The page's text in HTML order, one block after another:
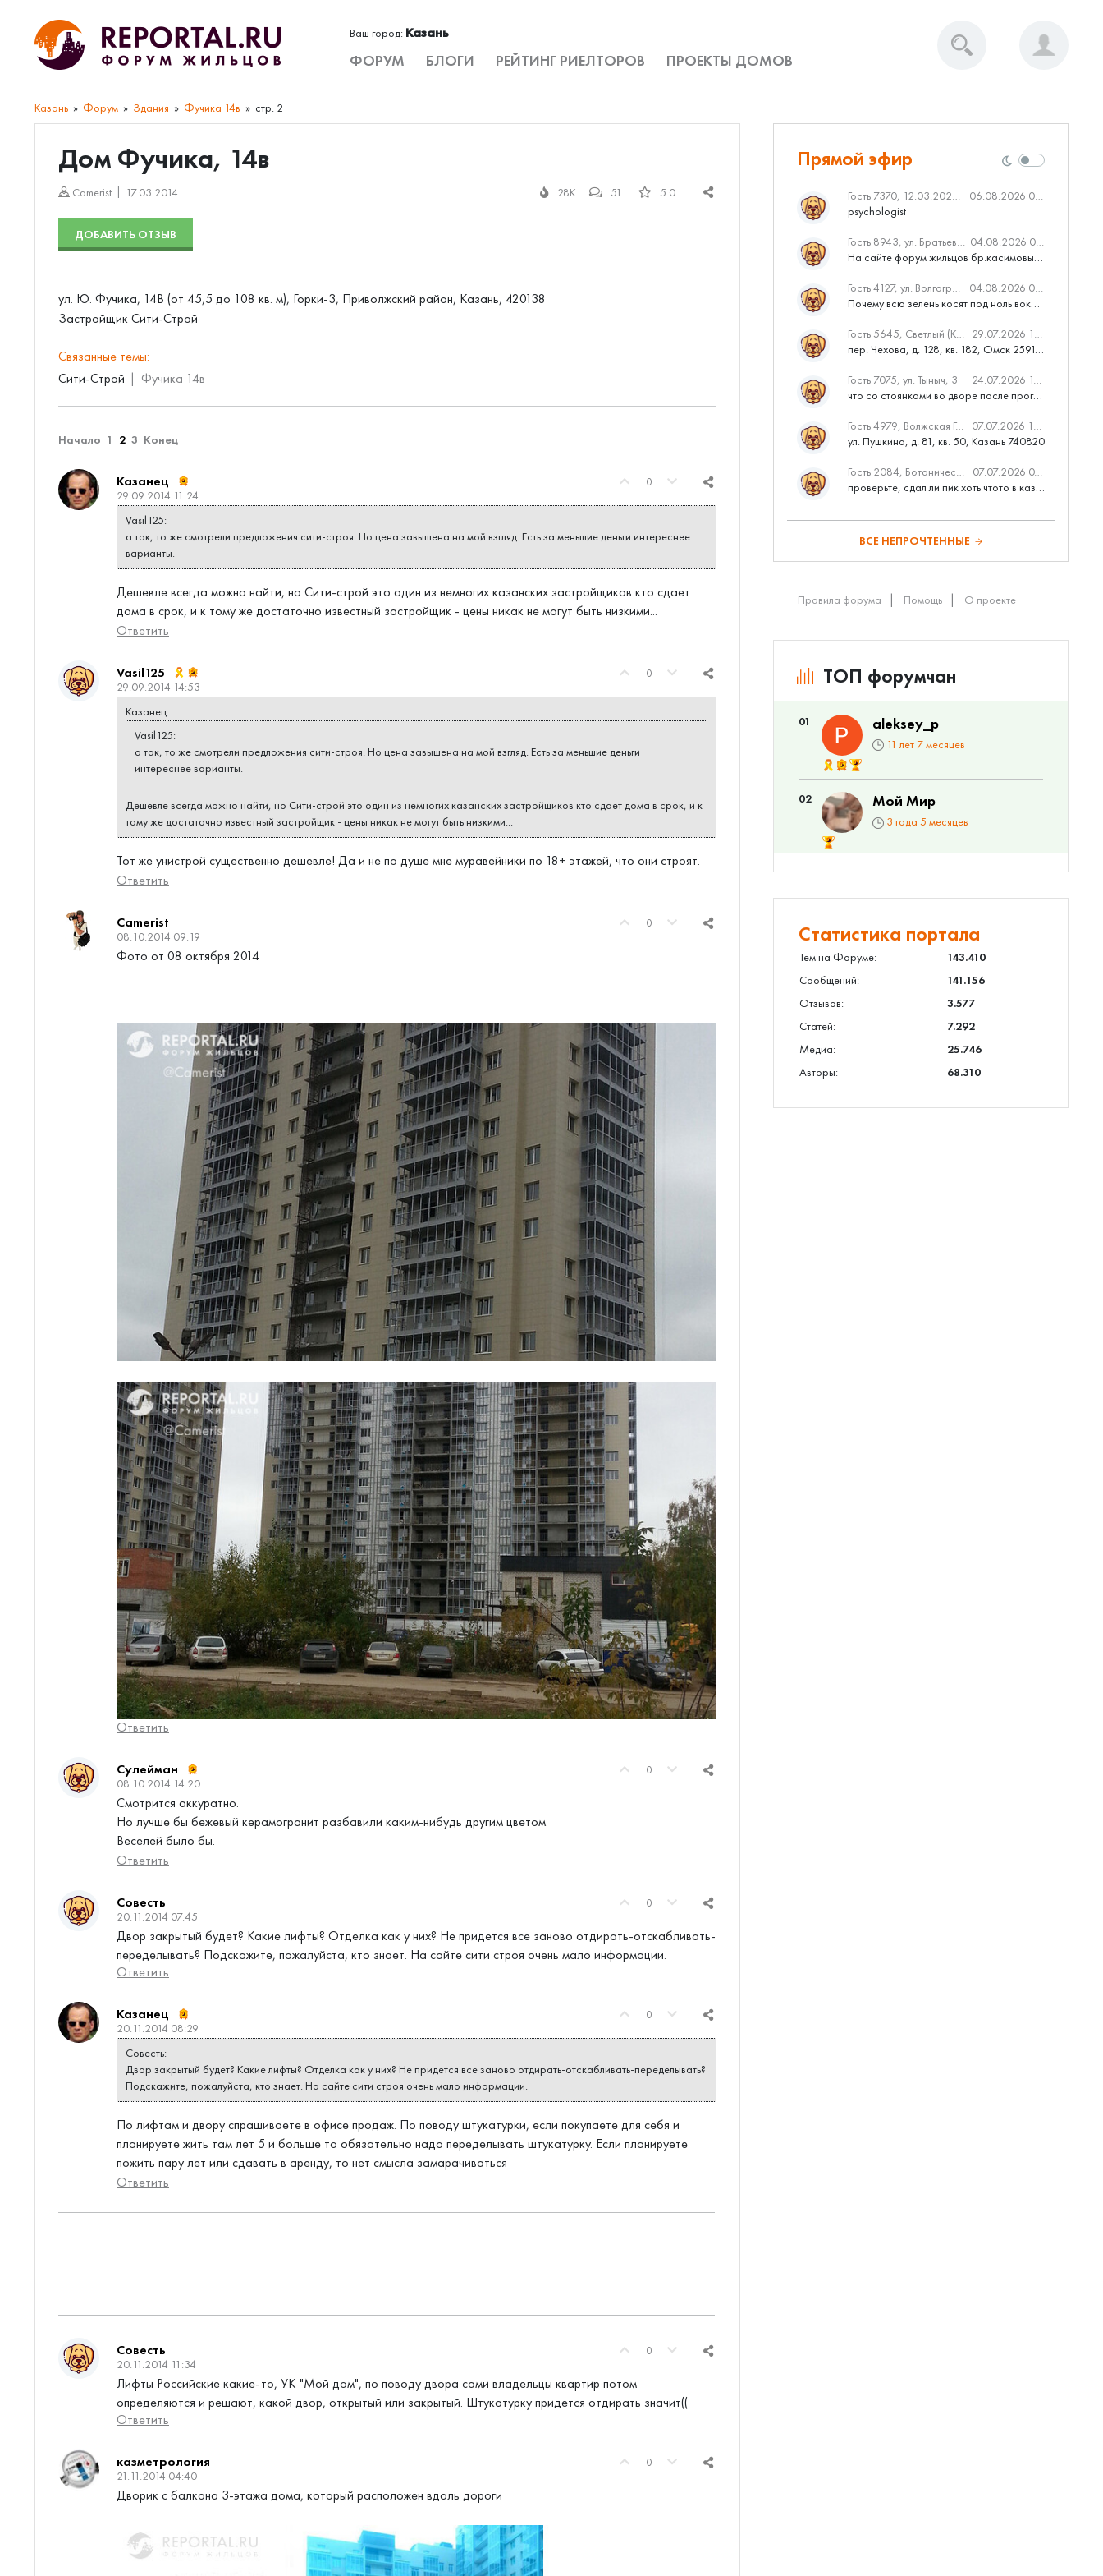
Ваш город: Казань
ФОРУМ БЛОГИ РЕЙТИНГ РИЕЛТОРОВ ПРОЕКТЫ ДОМОВ
Казань Форум Здания Фучика 14в стр. 2
Дом Фучика, 14в
Camerist 17.03.2014 28K 51 5.0
ДОБАВИТЬ ОТЗЫВ
ул. Ю. Фучика, 14В (от 45,5 до 108 кв. м), Горки-3, Приволжский район, Казань, 420138
Застройщик Сити-Строй
Связанные темы:
Сити-Строй
Фучика 14в
Начало 1 2 3 Конец
0
Казанец
29.09.2014 11:24
Vasil125:
а так, то же смотрели предложения сити-строя. Но цена завышена на мой взгляд. Есть за меньшие деньги интереснее
варианты.
Дешевле всегда можно найти, но Сити-строй это один из немногих казанских застройщиков кто сдает
дома в срок, и к тому же достаточно известный застройщик - цены никак не могут быть низкими...
Ответить
0
Vasil125
29.09.2014 14:53
Казанец:
Vasil125:
а так, то же смотрели предложения сити-строя. Но цена завышена на мой взгляд. Есть за меньшие деньги
интереснее варианты.
Дешевле всегда можно найти, но Сити-строй это один из немногих казанских застройщиков кто сдает дома в срок, и к
тому же достаточно известный застройщик - цены никак не могут быть низкими...
Тот же унистрой существенно дешевле! Да и не по душе мне муравейники по 18+ этажей, что они строят.
Ответить
0
Camerist
08.10.2014 09:19
Фото от 08 октября 2014
Ответить
0
Сулейман
08.10.2014 14:20
Смотрится аккуратно.
Но лучше бы бежевый керамогранит разбавили каким-нибудь другим цветом.
Веселей было бы.
Ответить
0
Совесть
20.11.2014 07:45
Двор закрытый будет? Какие лифты? Отделка как у них? Не придется все заново отдирать-отскабливать-
переделывать? Подскажите, пожалуйста, кто знает. На сайте сити строя очень мало информации.
Ответить
0
Казанец
20.11.2014 08:29
Совесть:
Двор закрытый будет? Какие лифты? Отделка как у них? Не придется все заново отдирать-отскабливать-переделывать?
Подскажите, пожалуйста, кто знает. На сайте сити строя очень мало информации.
По лифтам и двору спрашиваете в офисе продаж. По поводу штукатурки, если покупаете для себя и
планируете жить там лет 5 и больше то обязательно надо переделывать штукатурку. Если планируете
пожить пару лет или сдавать в аренду, то нет смысла замарачиваться
Ответить
0
Совесть
20.11.2014 11:34
Лифты Российские какие-то, УК "Мой дом", по поводу двора сами владельцы квартир потом
определяются и решают, какой двор, открытый или закрытый. Штукатурку придется отдирать значит((
Ответить
0
казметрология
21.11.2014 04:40
Дворик с балкона 3-этажа дома, который расположен вдоль дороги
Прямой эфир
Гость 7370, 12.03.2020 Вебинар от Нмаркет.ПРО: «Актуальное об ипотеке: что нужно знать»
06.08.2026 04:00
psychologist
Гость 8943, ул. Братьев Касимовых, 62 04.08.2026 08:34
На сайте форум жильцов бр.касимовых 62у дома растут красивые...
Гость 4127, ул. Волгоградская, 41 04.08.2026 04:46
Почему всю зелень косят под ноль вокруг дома,в полисадниках....
Гость 5645, Светлый (Куюки) 29.07.2026 10:31
пер. Чехова, д. 128, кв. 182, Омск 259145
Гость 7075, ул. Тыныч, 3 24.07.2026 14:01
что со стоянками во дворе после программы наш двор
Гость 4979, Волжская Гавань
07.07.2026 10:53
ул. Пушкина, д. 81, кв. 50, Казань 740820
Гость 2084, Ботаническая 3 (ПИК, бизнес-класс) 07.07.2026 07:28
проверьте, сдал ли пик хоть чтото в казани вовремя?
ВСЕ НЕПРОЧТЕННЫЕ
Правила форума Помощь О проекте
ТОП форумчан
01 aleksey_p
11 лет 7 месяцев
02 Мой Мир
3 года 5 месяцев
Статистика портала
Тем на Форуме:
143.410
Сообщений:
141.156
Отзывов:
3.577
Статей:
7.292
Медиа:
25.746
Авторы:
68.310